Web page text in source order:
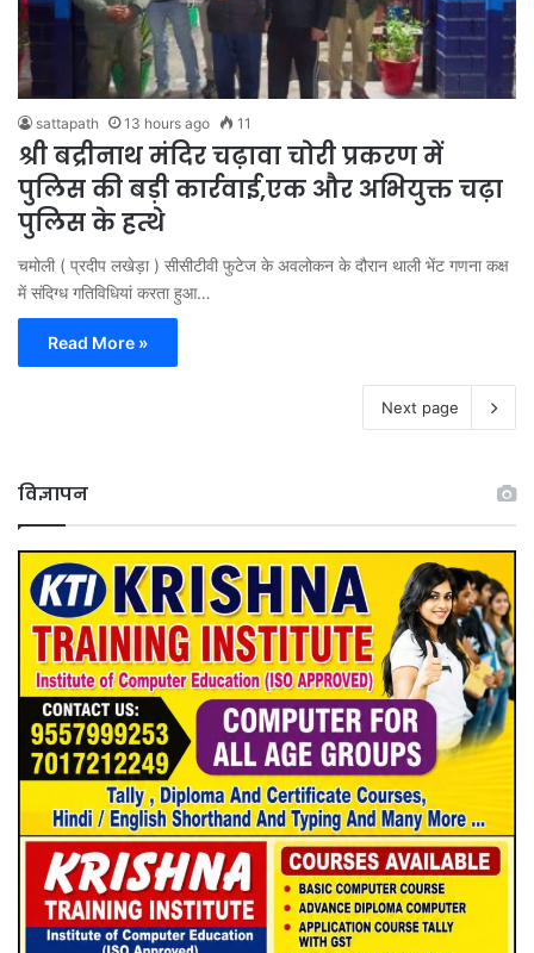
sattapath 13 hours ago 11
श्री बद्रीनाथ मंदिर चढ़ावा चोरी प्रकरण में
पुलिस की बड़ी कार्रवाई,एक और अभियुक्त चढ़ा
पुलिस के हत्थे
चमोली ( प्रदीप लखेड़ा ) सीसीटीवी फुटेज के अवलोकन के दौरान थाली भेंट गणना कक्ष
में संदिग्ध गतिविधियां करता हुआ…
Read More »
Next page
विज्ञापन